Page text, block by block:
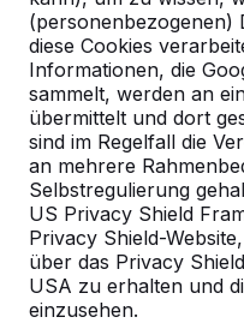
(personenbezogenen)
diese Cookies
Informationen, die
sammelt, werden an
übermittelt und dort
sind im Regelfall die
an mehrere
Selbstregulierung
US Privacy Shield
Privacy Shield-
über das Privacy
USA zu erhalten und
einzusehen.
Kontakt
HeBlad Deutschland
Diekerstraße 97
42781 Haan
Deutschland
+49 212 934 77 25
info@HeBlad.de